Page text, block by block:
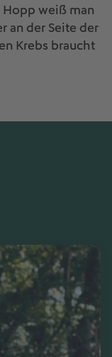
Hopp weiß man
an der Seite der
Krebs braucht